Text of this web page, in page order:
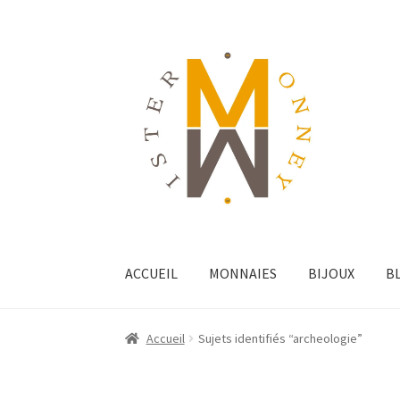
ACCUEIL MONNAIES BIJOUX
Accueil Sujets identifiés “archeologie”